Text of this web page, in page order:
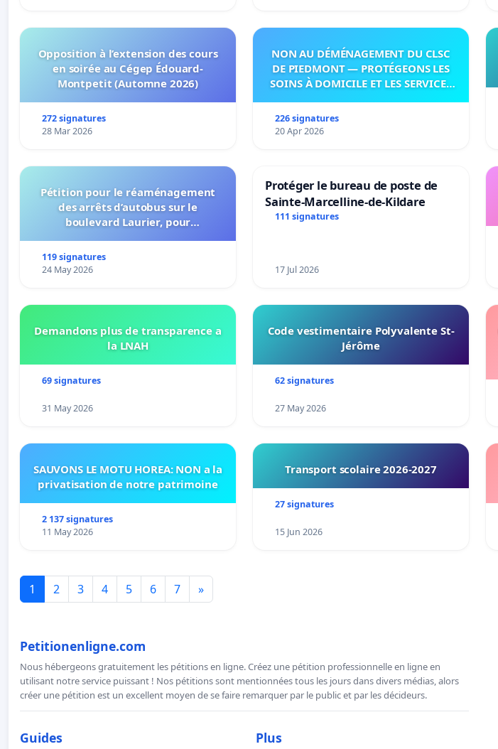
Opposition à l’extension des cours
en soirée au Cégep Édouard-
Montpetit (Automne 2026)
272 signatures
28 Mar 2026
NON AU DÉMÉNAGEMENT DU CLSC
DE PIEDMONT — PROTÉGEONS LES
SOINS À DOMICILE ET LES SERVICES
226 signatures
20 Apr 2026
Pétition pour le réaménagement
des arrêts d’autobus sur le
boulevard Laurier, pour
connexion 805-802 à établir
119 signatures
24 May 2026
Protéger le bureau de poste de
Sainte-Marcelline-de-Kildare
111 signatures
17 Jul 2026
Demandons plus de transparence a
la LNAH
69 signatures
31 May 2026
Code vestimentaire Polyvalente St-
Jérôme
62 signatures
27 May 2026
SAUVONS LE MOTU HOREA: NON a la
privatisation de notre patrimoine
2 137 signatures
11 May 2026
Transport scolaire 2026-2027
27 signatures
15 Jun 2026
1 2 3 4 5 6 7 »
Petitionenligne.com
Nous hébergeons gratuitement les pétitions en ligne. Créez une pétition professionnelle en ligne en
utilisant notre service puissant ! Nos pétitions sont mentionnées tous les jours dans divers médias, alors
créer une pétition est un excellent moyen de se faire remarquer par le public et par les décideurs.
Guides Plus